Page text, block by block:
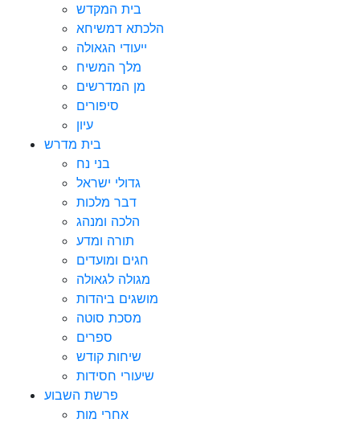
בית המקדש
הלכתא דמשיחא
ייעודי הגאולה
מלך המשיח
מן המדרשים
סיפורים
עיון
בית מדרש
בני נח
גדולי ישראל
דבר מלכות
הלכה ומנהג
תורה ומדע
חגים ומועדים
מגולה לגאולה
מושגים ביהדות
מסכת סוטה
ספרים
שיחות קודש
שיעורי חסידות
פרשת השבוע
אחרי מות